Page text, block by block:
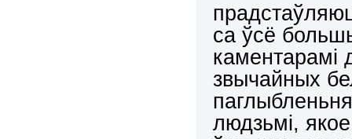
са ўсё
каментарамі
звычайных
людзьмі,